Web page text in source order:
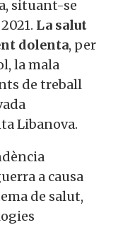
situant-se
La salut
dolenta, per
la mala
de treball
Libanova.
a causa
de salut,